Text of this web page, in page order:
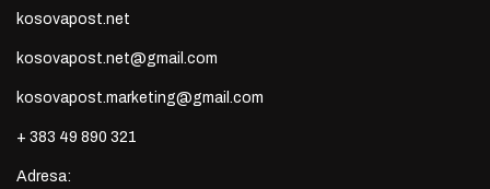
kosovapost.net
kosovapost.net@gmail.com
kosovapost.marketing@gmail.com
+ 383 49 890 321
Adresa: